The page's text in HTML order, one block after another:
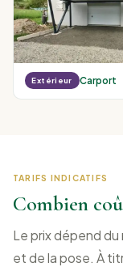
Extérieur Carport
TARIFS INDICATIFS
Combien
Le prix dépend
et de la pose. À